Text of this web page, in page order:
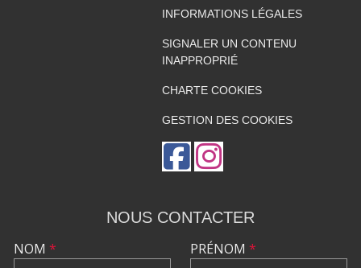
INFORMATIONS LÉGALES
SIGNALER UN CONTENU
INAPPROPRIÉ
CHARTE COOKIES
GESTION DES COOKIES
NOUS CONTACTER
NOM * PRÉNOM *